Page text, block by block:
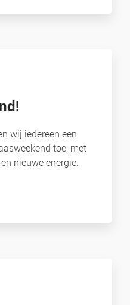
wij iedereen een
toe, met
nieuwe energie.